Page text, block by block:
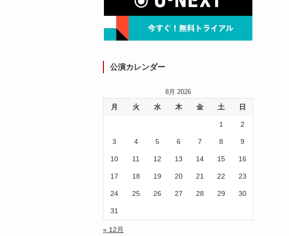
公演カレンダー
8月 2026
月 火 水 木 金 土 日
1 2
3 4 5 6 7 8 9
10 11 12 13 14 15 16
17 18 19 20 21 22 23
24 25 26 27 28 29 30
31
« 12月